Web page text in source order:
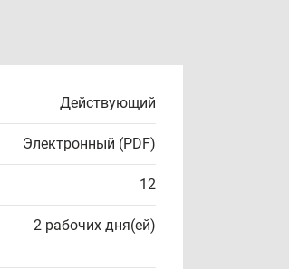
Действующий
Электронный (PDF)
12
2 рабочих дня(ей)